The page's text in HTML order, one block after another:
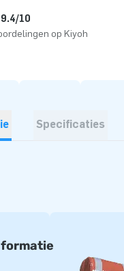
9.4/10
op Kiyoh
Specificaties